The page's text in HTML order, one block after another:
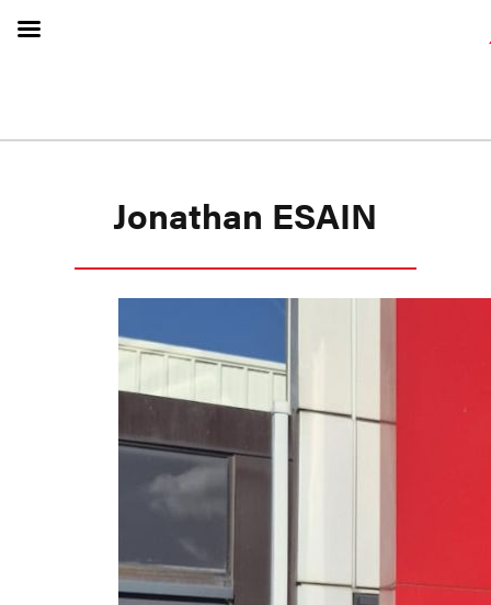
Jonathan ESAIN